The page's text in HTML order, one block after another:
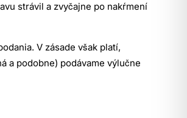
strávil a zvyčajne po nakŕmení
V zásade však platí,
a podobne) podávame výlučne